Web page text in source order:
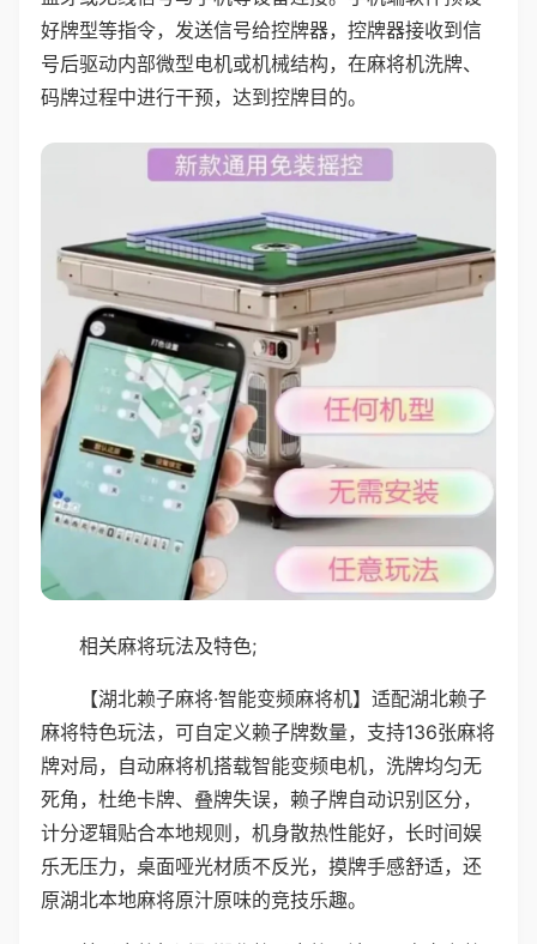
好牌型等指令，发送信号给控牌器，控牌器接收到信
号后驱动内部微型电机或机械结构，在麻将机洗牌、
码牌过程中进行干预，达到控牌目的。
相关麻将玩法及特色;
【湖北赖子麻将·智能变频麻将机】适配湖北赖子
麻将特色玩法，可自定义赖子牌数量，支持136张麻将
牌对局，自动麻将机搭载智能变频电机，洗牌均匀无
死角，杜绝卡牌、叠牌失误，赖子牌自动识别区分，
计分逻辑贴合本地规则，机身散热性能好，长时间娱
乐无压力，桌面哑光材质不反光，摸牌手感舒适，还
原湖北本地麻将原汁原味的竞技乐趣。